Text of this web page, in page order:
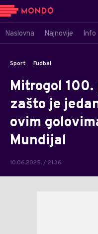
Naslovna Najnovije Info
Sport Fudbal
Mitrogol
zašto je
ovim
Mundijal
10.06.2025. / 21:36